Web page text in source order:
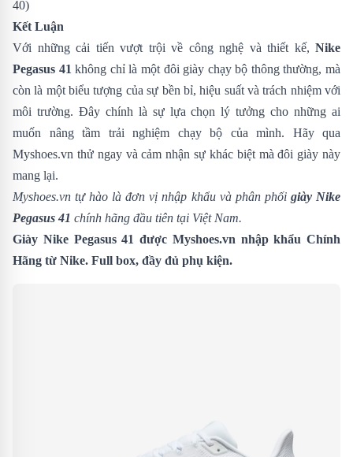
40)
Kết Luận
Với những cải tiến vượt trội về công nghệ và thiết kế, Nike
Pegasus 41 không chỉ là một đôi giày chạy bộ thông thường, mà
còn là một biểu tượng của sự bền bỉ, hiệu suất và trách nhiệm với
môi trường. Đây chính là sự lựa chọn lý tưởng cho những ai
muốn nâng tầm trải nghiệm chạy bộ của mình. Hãy qua
Myshoes.vn thử ngay và cảm nhận sự khác biệt mà đôi giày này
mang lại.
Myshoes.vn tự hào là đơn vị nhập khẩu và phân phối giày Nike
Pegasus 41 chính hãng đầu tiên tại Việt Nam.
Giày Nike Pegasus 41 được Myshoes.vn nhập khẩu Chính
Hãng từ Nike. Full box, đầy đủ phụ kiện.